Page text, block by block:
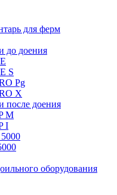
для ферм
до доения
S
Pg
X
после доения
M
I
оборудования